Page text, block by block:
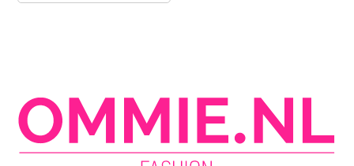
optie
kan
gekozen